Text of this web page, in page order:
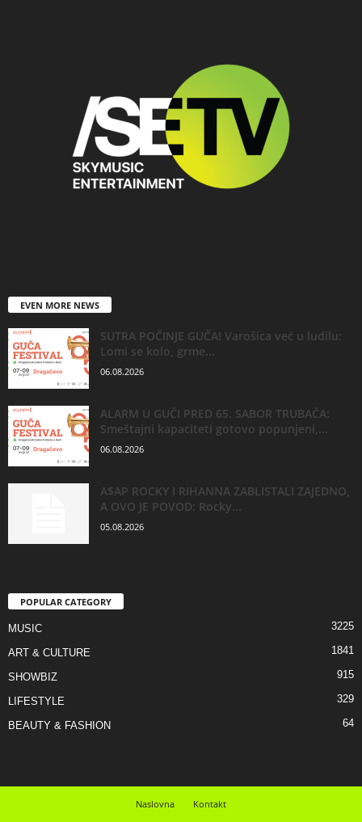
EVEN MORE NEWS
SUTRA POČINJE GUČA! Varošica već u ludilu:
Lomi se kolo, grme...
06.08.2026
ALARM U GUČI PRED 65. SABOR TRUBAČA:
Smeštajni kapaciteti gotovo popunjeni,...
06.08.2026
A$AP ROCKY I RIHANNA ZABLISTALI ZAJEDNO,
A OVO JE POVOD: Rocky...
05.08.2026
POPULAR CATEGORY
MUSIC 3225
ART & CULTURE 1841
SHOWBIZ 915
LIFESTYLE 329
BEAUTY & FASHION 64
Naslovna Kontakt